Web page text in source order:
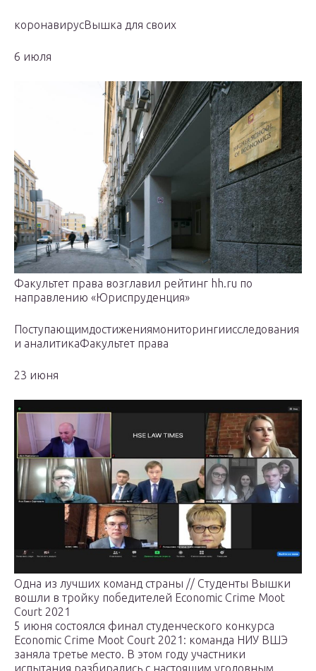
коронавирусВышка для своих
6 июля
Факультет права возглавил рейтинг hh.ru по
направлению «Юриспруденция»
Поступающимдостижениямониторингиисследования
и аналитикаФакультет права
23 июня
Одна из лучших команд страны // Студенты Вышки
вошли в тройку победителей Economic Crime Moot
Court 2021
5 июня состоялся финал студенческого конкурса
Economic Crime Moot Court 2021: команда НИУ ВШЭ
заняла третье место. В этом году участники
испытания разбирались с настоящим уголовным